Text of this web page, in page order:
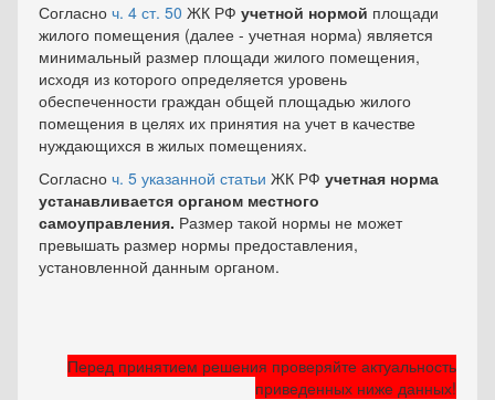
Согласно ч. 4 ст. 50 ЖК РФ учетной нормой площади
жилого помещения (далее - учетная норма) является
минимальный размер площади жилого помещения,
исходя из которого определяется уровень
обеспеченности граждан общей площадью жилого
помещения в целях их принятия на учет в качестве
нуждающихся в жилых помещениях.
Согласно ч. 5 указанной статьи ЖК РФ учетная норма
устанавливается органом местного
самоуправления. Размер такой нормы не может
превышать размер нормы предоставления,
установленной данным органом.
Перед принятием решения проверяйте актуальность
приведенных ниже данных!